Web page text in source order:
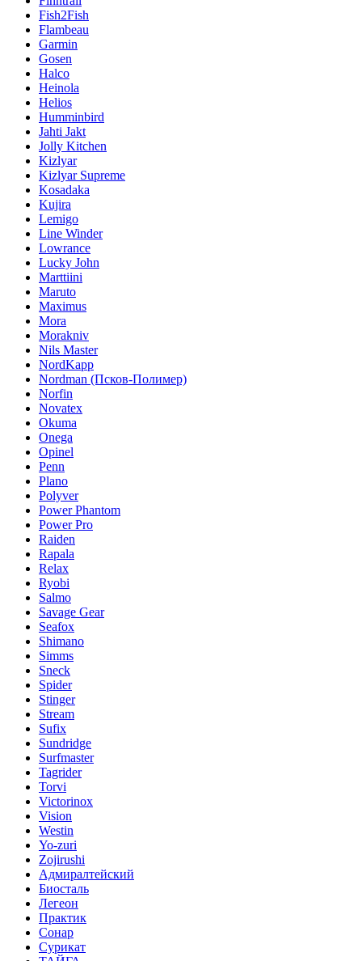
Fish2Fish
Flambeau
Garmin
Gosen
Halco
Heinola
Helios
Humminbird
Jahti Jakt
Jolly Kitchen
Kizlyar
Kizlyar Supreme
Kosadaka
Kujira
Lemigo
Line Winder
Lowrance
Lucky John
Marttiini
Maruto
Maximus
Mora
Morakniv
Nils Master
NordKapp
Nordman (Псков-Полимер)
Norfin
Novatex
Okuma
Onega
Opinel
Penn
Plano
Polyver
Power Phantom
Power Pro
Raiden
Rapala
Relax
Ryobi
Salmo
Savage Gear
Seafox
Shimano
Simms
Sneck
Spider
Stinger
Stream
Sufix
Sundridge
Surfmaster
Tagrider
Torvi
Victorinox
Vision
Westin
Yo-zuri
Zojirushi
Адмиралтейский
Биосталь
Легеон
Практик
Сонар
Сурикат